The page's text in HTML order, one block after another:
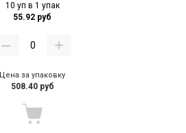
10 уп в 1 упак
55.92 руб
Цена за упаковку
508.40 руб